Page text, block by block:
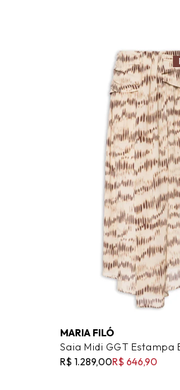
MARIA FILÓ
Saia Midi GGT Estampa
R$ 1.289,00R$ 646,90